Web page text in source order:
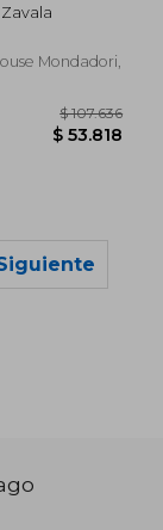
Mondadori,